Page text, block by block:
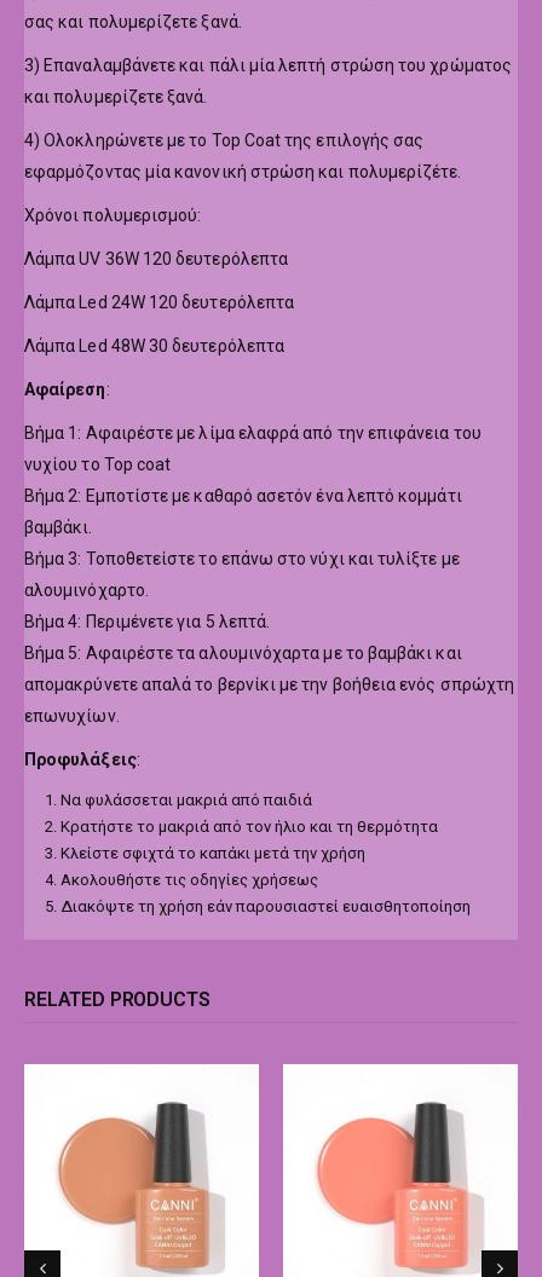
σας και πολυμερίζετε ξανά.
3) Επαναλαμβάνετε και πάλι μία λεπτή στρώση του χρώματος
και πολυμερίζετε ξανά.
4) Ολοκληρώνετε με το Top Coat της επιλογής σας
εφαρμόζοντας μία κανονική στρώση και πολυμερίζέτε.
Χρόνοι πολυμερισμού:
Λάμπα UV 36W 120 δευτερόλεπτα
Λάμπα Led 24W 120 δευτερόλεπτα
Λάμπα Led 48W 30 δευτερόλεπτα
Αφαίρεση:
Βήμα 1: Αφαιρέστε με λίμα ελαφρά από την επιφάνεια του
νυχίου το Top coat
Βήμα 2: Εμποτίστε με καθαρό ασετόν ένα λεπτό κομμάτι
βαμβάκι.
Βήμα 3: Τοποθετείστε το επάνω στο νύχι και τυλίξτε με
αλουμινόχαρτο.
Βήμα 4: Περιμένετε για 5 λεπτά.
Βήμα 5: Αφαιρέστε τα αλουμινόχαρτα με το βαμβάκι και
απομακρύνετε απαλά το βερνίκι με την βοήθεια ενός σπρώχτη
επωνυχίων.
Προφυλάξεις:
Να φυλάσσεται μακριά από παιδιά
Κρατήστε το μακριά από τον ήλιο και τη θερμότητα
Κλείστε σφιχτά το καπάκι μετά την χρήση
Ακολουθήστε τις οδηγίες χρήσεως
Διακόψτε τη χρήση εάν παρουσιαστεί ευαισθητοποίηση
RELATED PRODUCTS